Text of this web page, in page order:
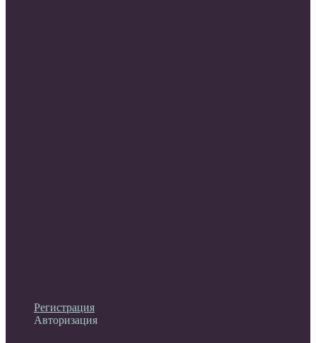
Регистрация
Авторизация